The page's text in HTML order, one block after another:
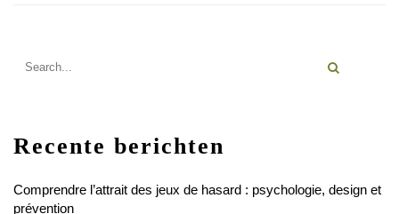
Recente berichten
Comprendre l’attrait des jeux de hasard : psychologie, design et
prévention